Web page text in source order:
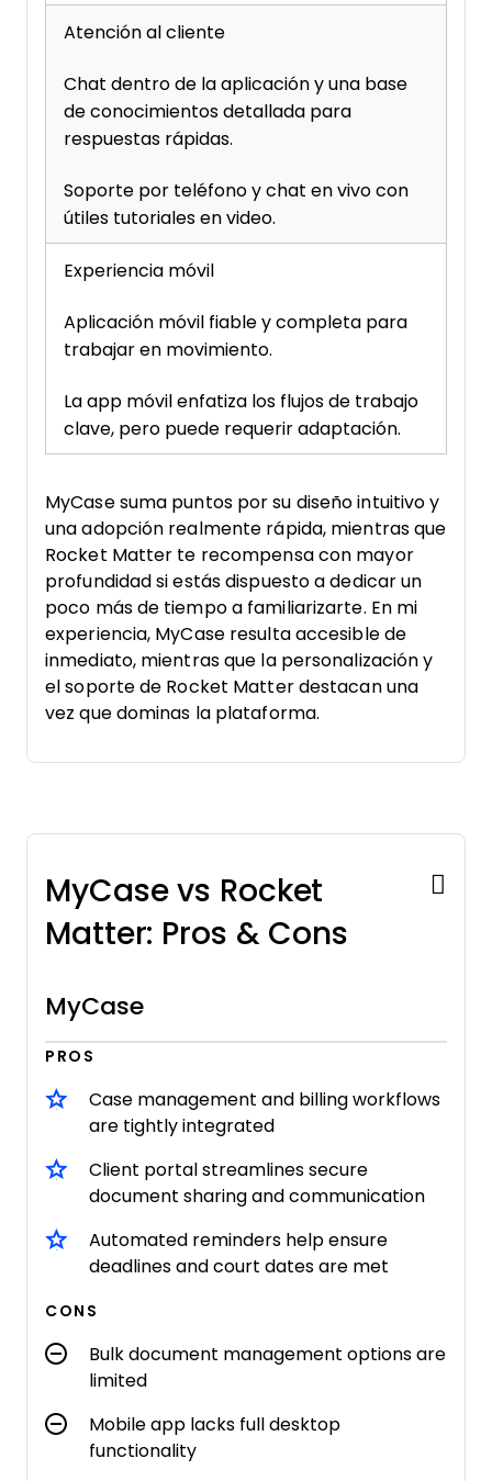
Atención al cliente
Chat dentro de la aplicación y una base
de conocimientos detallada para
respuestas rápidas.
Soporte por teléfono y chat en vivo con
útiles tutoriales en video.
Experiencia móvil
Aplicación móvil fiable y completa para
trabajar en movimiento.
La app móvil enfatiza los flujos de trabajo
clave, pero puede requerir adaptación.
MyCase suma puntos por su diseño intuitivo y
una adopción realmente rápida, mientras que
Rocket Matter te recompensa con mayor
profundidad si estás dispuesto a dedicar un
poco más de tiempo a familiarizarte. En mi
experiencia, MyCase resulta accesible de
inmediato, mientras que la personalización y
el soporte de Rocket Matter destacan una
vez que dominas la plataforma.
MyCase vs Rocket
Matter: Pros & Cons
MyCase
PROS
Case management and billing workflows
are tightly integrated
Client portal streamlines secure
document sharing and communication
Automated reminders help ensure
deadlines and court dates are met
CONS
Bulk document management options are
limited
Mobile app lacks full desktop
functionality